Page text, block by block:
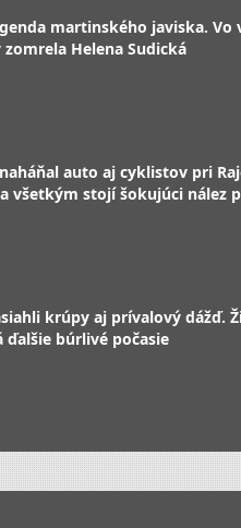
martinského javiska. Vo
Helena Sudická
auto aj cyklistov pri
všetkým stojí šokujúci nález
krúpy aj prívalový dážď.
ďalšie búrlivé počasie